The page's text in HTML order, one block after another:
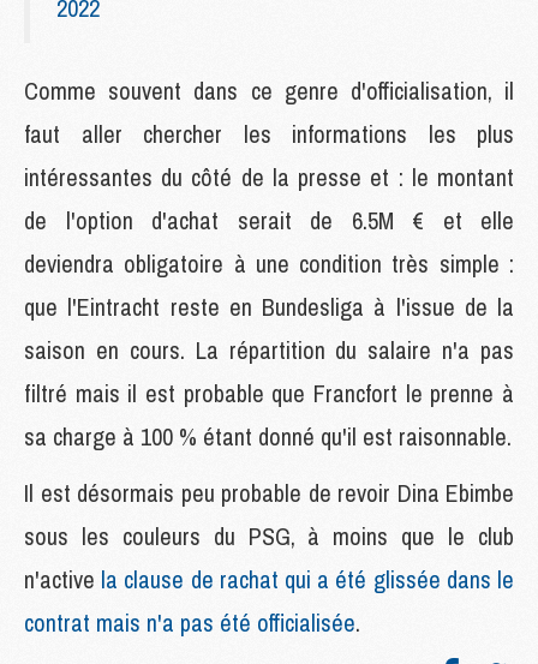
2022
Comme souvent dans ce genre d'officialisation, il
faut aller chercher les informations les plus
intéressantes du côté de la presse et : le montant
de l'option d'achat serait de 6.5M € et elle
deviendra obligatoire à une condition très simple :
que l'Eintracht reste en Bundesliga à l'issue de la
saison en cours. La répartition du salaire n'a pas
filtré mais il est probable que Francfort le prenne à
sa charge à 100 % étant donné qu'il est raisonnable.
Il est désormais peu probable de revoir Dina Ebimbe
sous les couleurs du PSG, à moins que le club
n'active la clause de rachat qui a été glissée dans le
contrat mais n'a pas été officialisée.